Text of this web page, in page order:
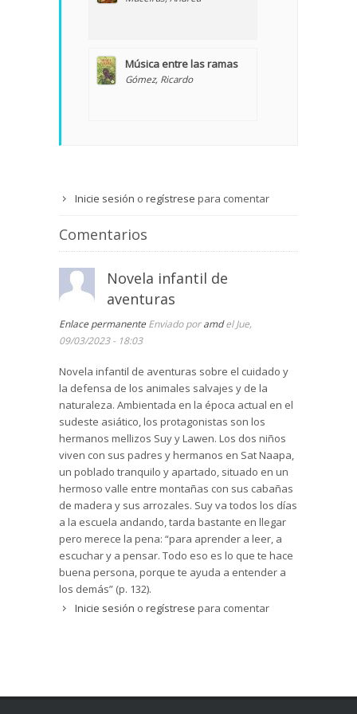
Música entre las ramas
Gómez, Ricardo
Inicie sesión o regístrese para comentar
Comentarios
Novela infantil de
aventuras
Enlace permanente Enviado poramdel Jue,
09/03/2023 - 18:03
Novela infantil de aventuras sobre el cuidado y
la defensa de los animales salvajes y de la
naturaleza. Ambientada en la época actual en el
sudeste asiático, los protagonistas son los
hermanos mellizos Suy y Lawen. Los dos niños
viven con sus padres y hermanos en Sat Naapa,
un poblado tranquilo y apartado, situado en un
hermoso valle entre montañas con sus cabañas
de madera y sus arrozales. Suy va todos los días
a la escuela andando, tarda bastante en llegar
pero merece la pena: “para aprender a leer, a
escuchar y a pensar. Todo eso es lo que te hace
buena persona, porque te ayuda a entender a
los demás” (p. 132).
Sin embargo, su hermana Lawen es especial y
han diagnosticado un trastorno, probablemente
Inicie sesión o regístrese para comentar